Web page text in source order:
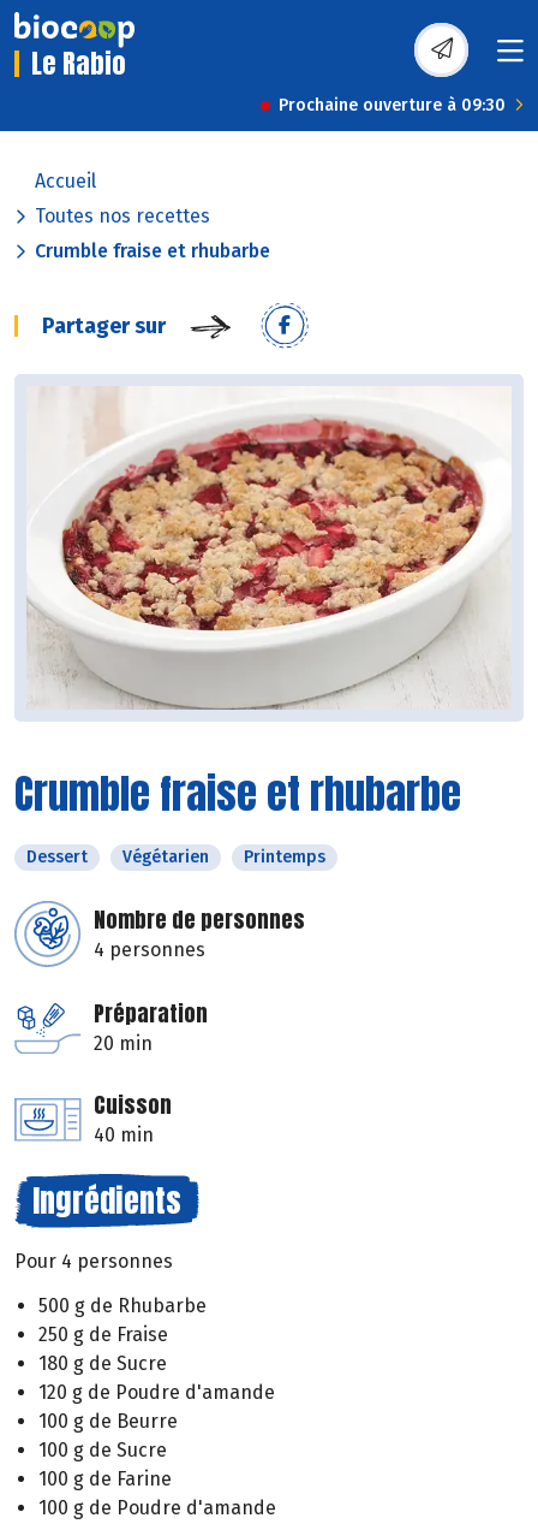
Le Rabio
Prochaine ouverture à 09:30
Accueil
Toutes nos recettes
Crumble fraise et rhubarbe
Partager sur
Crumble fraise et rhubarbe
Dessert Végétarien Printemps
Nombre de personnes
4 personnes
Préparation
20 min
Cuisson
40 min
Ingrédients
Pour 4 personnes
500 g de Rhubarbe
250 g de Fraise
180 g de Sucre
120 g de Poudre d'amande
100 g de Beurre
100 g de Sucre
100 g de Farine
100 g de Poudre d'amande